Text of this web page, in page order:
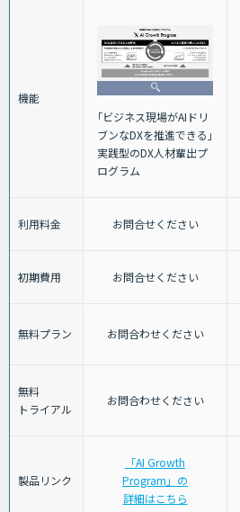
機能
｢ビジネス現場がAIドリ
ブンなDXを推進できる｣
実践型のDX人材輩出プ
ログラム
利用料金 お問合せください
初期費用 お問合せください
無料プラン お問合わせください
無料
トライアル
お問合わせください
製品リンク
「AI Growth
Program」の
詳細はこちら